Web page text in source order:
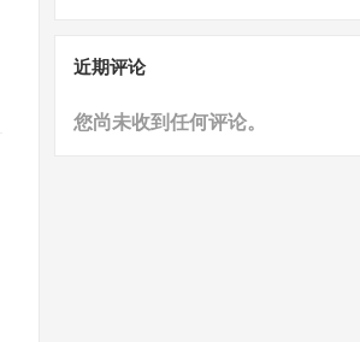
近期评论
您尚未收到任何评论。